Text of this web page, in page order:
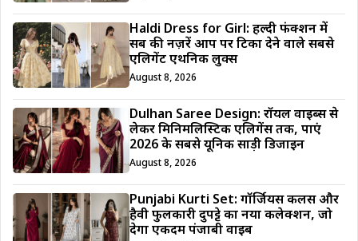
Haldi Dress for Girl: हल्दी फंक्शन में
सब की नज़रें आप पर टिका देने वाले सबसे
एलिगेंट एथनिक लुक्स
August 8, 2026
Dulhan Saree Design: रॉयल वाइब्स से
लेकर मिनिमलिस्टिक एलिगेंस तक, पाएं
2026 के सबसे यूनिक साड़ी डिजाईन
August 8, 2026
Punjabi Kurti Set: गॉर्जियस कलर्स और
हैवी फुलकारी दुपट्टे का नया कलेक्शन, जो
देगा एकदम पंजाबी वाइब